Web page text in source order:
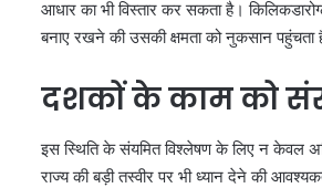
आधार का भी विस्तार कर सकता है।
बनाए रखने की उसकी क्षमता को नुकसान पहुंचता
दशकों के काम को
इस स्थिति के संयमित विश्लेषण के लिए न केवल
राज्य की बड़ी तस्वीर पर भी ध्यान देने की